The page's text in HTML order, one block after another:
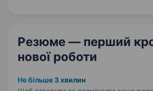
Резюме — перший
нової роботи
Не більше 3 хвилин